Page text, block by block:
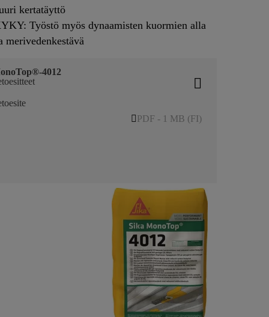
kertatäyttö
Työstö myös dynaamisten kuormien alla
4012
PDF - 1 MB (FI)